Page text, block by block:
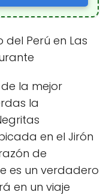
Perú en Las
la mejor
la
en el Jirón
de
es un verdadero
en un viaje